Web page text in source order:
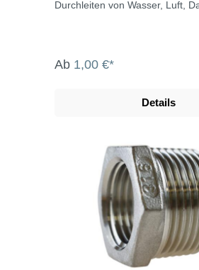
Durchleiten von Wasser, Luft,
Ab 1,00 €*
Details